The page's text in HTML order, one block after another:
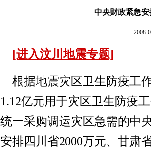
中央财政紧急
2008-
[进入汶川地震专题]
根据地震灾区卫生防疫工
1.12亿元用于灾区卫生防疫
统一采购调运灾区急需的中
安排四川省2000万元、甘肃